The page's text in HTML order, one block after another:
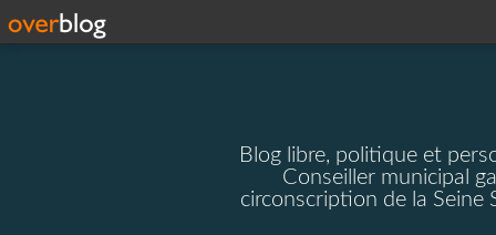
Blog libre, politique et
Conseiller municipal
circonscription de la Seine